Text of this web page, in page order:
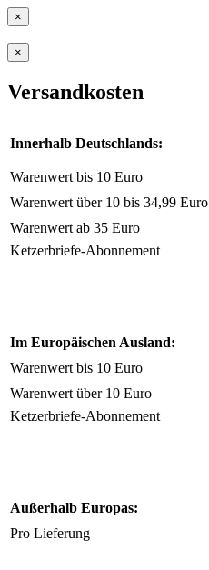
×
×
Versandkosten
Innerhalb Deutschlands:
Warenwert bis 10 Euro
Warenwert über 10 bis 34,99 Euro
Warenwert ab 35 Euro
Ketzerbriefe-Abonnement
Im Europäischen Ausland:
Warenwert bis 10 Euro
Warenwert über 10 Euro
Ketzerbriefe-Abonnement
Außerhalb Europas:
Pro Lieferung